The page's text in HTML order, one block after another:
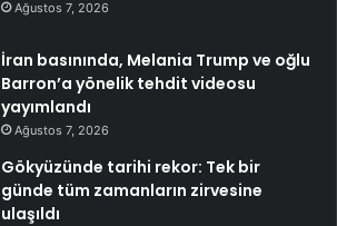
Ağustos 7, 2026
İran basınında, Melania Trump ve oğlu
Barron’a yönelik tehdit videosu
yayımlandı
Ağustos 7, 2026
Gökyüzünde tarihi rekor: Tek bir
günde tüm zamanların zirvesine
ulaşıldı